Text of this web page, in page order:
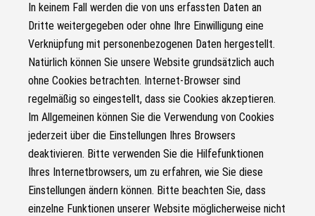
In keinem Fall werden die von uns erfassten Daten an
Dritte weitergegeben oder ohne Ihre Einwilligung eine
Verknüpfung mit personenbezogenen Daten hergestellt.
Natürlich können Sie unsere Website grundsätzlich auch
ohne Cookies betrachten. Internet-Browser sind
regelmäßig so eingestellt, dass sie Cookies akzeptieren.
Im Allgemeinen können Sie die Verwendung von Cookies
jederzeit über die Einstellungen Ihres Browsers
deaktivieren. Bitte verwenden Sie die Hilfefunktionen
Ihres Internetbrowsers, um zu erfahren, wie Sie diese
Einstellungen ändern können. Bitte beachten Sie, dass
einzelne Funktionen unserer Website möglicherweise nicht